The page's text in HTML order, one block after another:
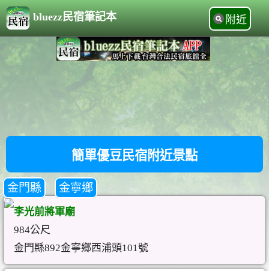
bluezz民宿筆記本 附近
簡單優豆民宿附近景點
金門縣 金寧鄉
李光前將軍廟
984公尺
金門縣892金寧鄉西浦頭101號